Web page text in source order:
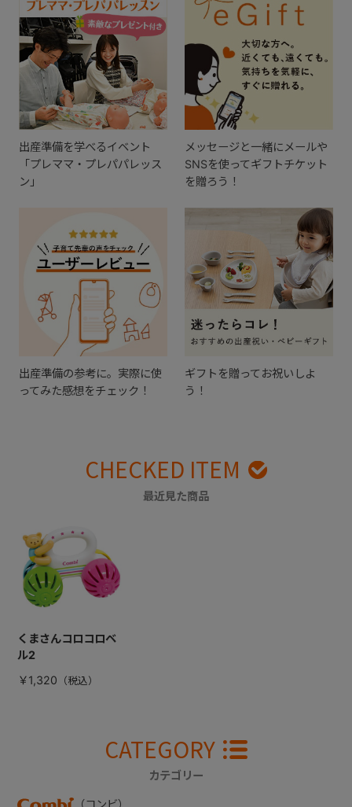
出産準備を学べるイベント
「プレママ・プレパパレッス
ン」
メッセージと一緒にメールや
SNSを使ってギフトチケット
を贈ろう！
出産準備の参考に。実際に使
ってみた感想をチェック！
ギフトを贈ってお祝いしよ
う！
CHECKED ITEM
最近見た商品
くまさんコロコロベ
ル2
￥1,320
CATEGORY
カテゴリー
（コンビ）